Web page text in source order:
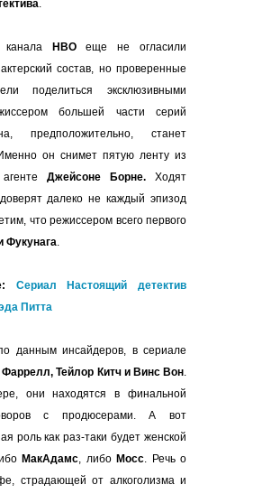
.
канала HBOеще не огласили
состав, но проверенные
поделиться эксклюзивными
большей части серий
предположительно, станет
он снимет пятую ленту из
Джейсоне Борне. Ходят
далеко не каждый эпизод
что режиссером всего первого
Фукунага.
Сериал Настоящий детектив
Питта
данным инсайдеров, в сериале
Фаррелл, Тейлор Китч и Винс Вон.
они находятся в финальной
с продюсерами. А вот
роль как раз-таки будет женской
МакАдамс, либо Мосс. Речь о
страдающей от алкоголизма и